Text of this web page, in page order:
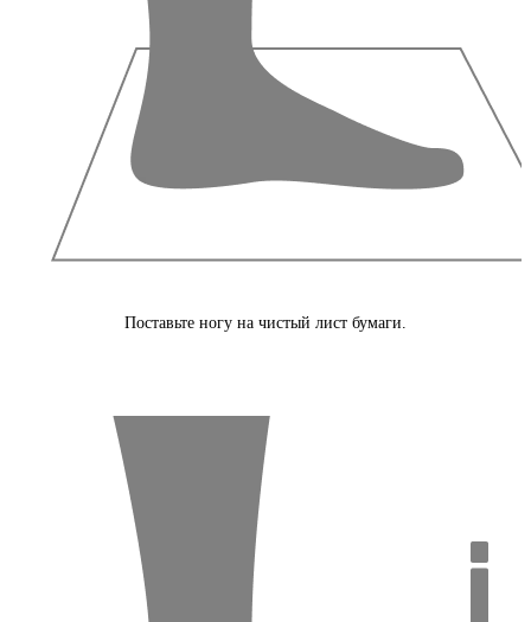
Поставьте ногу на чистый лист бумаги.